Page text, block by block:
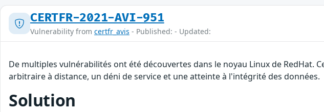
CERTFR-2021-AVI-951
Vulnerability from certfr_avis - Published: - Updated:
De multiples vulnérabilités ont été découvertes dans le noyau Linux de
arbitraire à distance, un déni de service et une atteinte à l'intégrité des données.
Solution